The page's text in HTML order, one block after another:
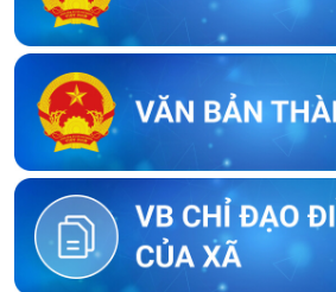
Thông báo về việc niêm yết công khai
giới của bà Võ Thị Ngọc Hương và bà
An Châu cũ, nay là thôn Nam Thành,
Đà Nẵng
Thông báo về việc kết thúc niêm yết ký
giới thửa đất của người sử dụng đất
Thông báo về việc kết thúc niêm yết ký
giới thửa đất của người sử dụng đất
Bông